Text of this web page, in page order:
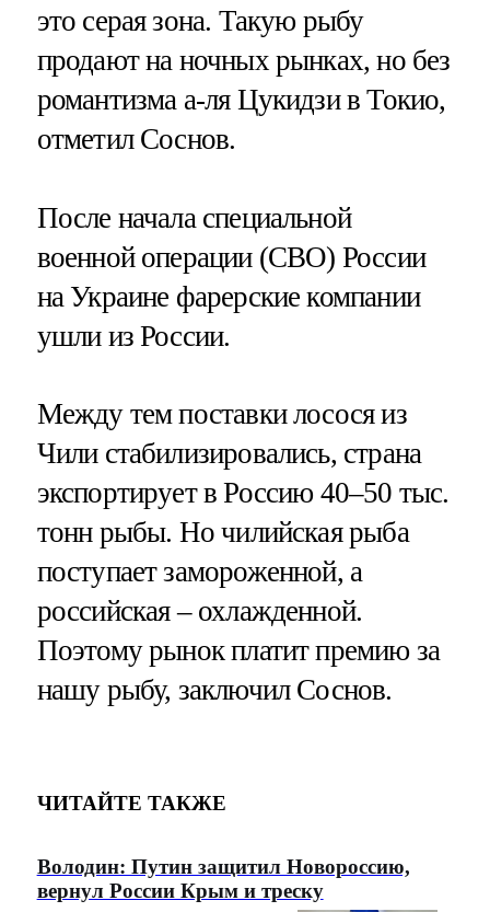
это серая зона. Такую рыбу
продают на ночных рынках, но без
романтизма а-ля Цукидзи в Токио,
отметил Соснов.
После начала специальной
военной операции (СВО) России
на Украине фарерские компании
ушли из России.
Между тем поставки лосося из
Чили стабилизировались, страна
экспортирует в Россию 40–50 тыс.
тонн рыбы. Но чилийская рыба
поступает замороженной, а
российская – охлажденной.
Поэтому рынок платит премию за
нашу рыбу, заключил Соснов.
ЧИТАЙТЕ ТАКЖЕ
Володин: Путин защитил Новороссию,
вернул России Крым и треску